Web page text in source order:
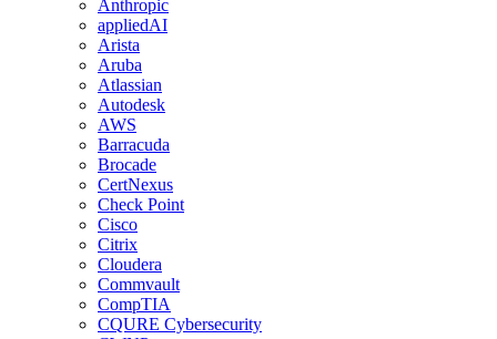
Anthropic
appliedAI
Arista
Aruba
Atlassian
Autodesk
AWS
Barracuda
Brocade
CertNexus
Check Point
Cisco
Citrix
Cloudera
Commvault
CompTIA
CQURE Cybersecurity